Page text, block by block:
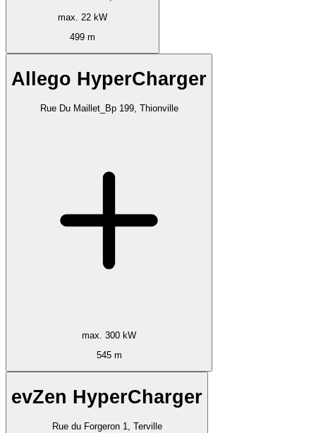
max. 22 kW
499 m
Allego HyperCharger
Rue Du Maillet_Bp 199, Thionville
max. 300 kW
545 m
evZen HyperCharger
Rue du Forgeron 1, Terville